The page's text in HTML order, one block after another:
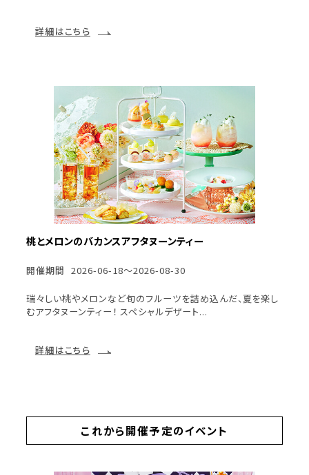
詳細はこちら
桃とメロンのバカンスアフタヌーンティー
開催期間 2026-06-18～2026-08-30
瑞々しい桃やメロンなど旬のフルーツを詰め込んだ、夏を楽し
むアフタヌーンティー！ スペシャルデザート...
詳細はこちら
これから開催予定のイベント